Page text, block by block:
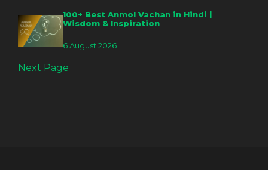
100+ Best Anmol Vachan in Hindi |
Wisdom & Inspiration
6 August 2026
Next Page